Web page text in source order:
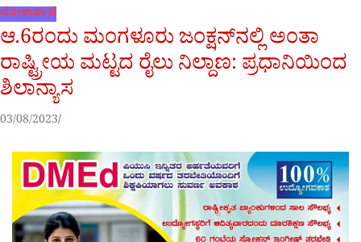
ಲೋಕಾರ್ಪಣೆ
ಆ.6ರಂದು ಮಂಗಳೂರು ಜಂಕ್ಷನ್‌ನಲ್ಲಿ ಅಂತಾ
ರಾಷ್ಟ್ರೀಯ ಮಟ್ಟದ ರೈಲು ನಿಲ್ದಾಣ: ಪ್ರಧಾನಿಯಿಂದ
ಶಿಲಾನ್ಯಾಸ
03/08/2023